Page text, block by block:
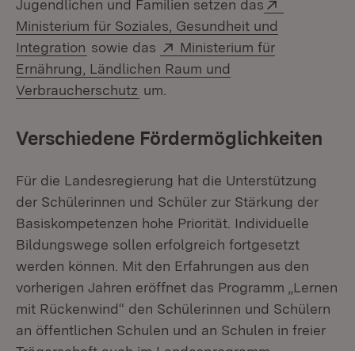
Jugendlichen und Familien setzen das
Ministerium für Soziales, Gesundheit und
Integration (Öffnet in neuem Fenster)
sowie das Extern:
Ministerium für
Ernährung, Ländlichen Raum und
Verbraucherschutz (Öffnet in neuem Fenster)
um.
Verschiedene Fördermöglichkeiten
Für die Landesregierung hat die Unterstützung
der Schülerinnen und Schüler zur Stärkung der
Basiskompetenzen hohe Priorität. Individuelle
Bildungswege sollen erfolgreich fortgesetzt
werden können. Mit den Erfahrungen aus den
vorherigen Jahren eröffnet das Programm „Lernen
mit Rückenwind“ den Schülerinnen und Schülern
an öffentlichen Schulen und an Schulen in freier